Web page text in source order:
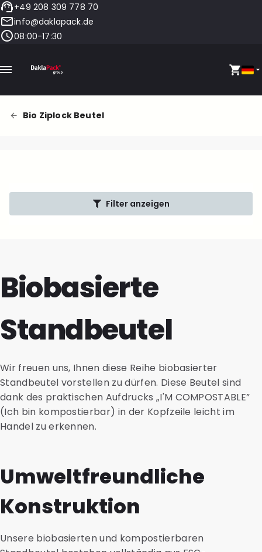
+49 208 309 778 70
info@daklapack.de
08:00-17:30
Bio Ziplock Beutel
Filter anzeigen
Biobasierte
Standbeutel
Wir freuen uns, Ihnen diese Reihe biobasierter
Standbeutel vorstellen zu dürfen. Diese Beutel sind
dank des praktischen Aufdrucks „I'M COMPOSTABLE”
(Ich bin kompostierbar) in der Kopfzeile leicht im
Handel zu erkennen.
Umweltfreundliche
Konstruktion
Unsere biobasierten und kompostierbaren